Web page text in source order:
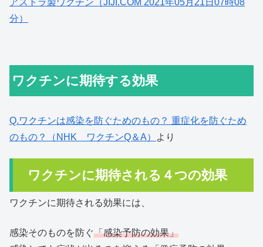
アストラ製ワクチン（JIJI.COM 2021年05月21日07時08
分）
ワクチンに期待する効果
Q.ワクチンは感染を防ぐためのもの？ 重症化を防ぐため
のもの？（NHK ワクチンQ＆A）
より
ワクチンに期待される４つの効果
ワクチンに期待される効果には、
感染そのものを防ぐ「感染予防の効果」